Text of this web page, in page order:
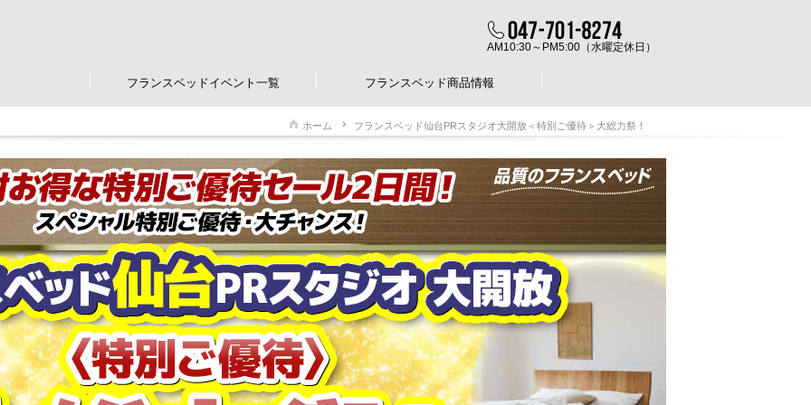
AM10:30～PM5:00（水曜定休日）
フランスベッドイベント一覧 フランスベッド商品情報
ホーム フランスベッド仙台PRスタジオ大開放＜特別ご優待＞大総力祭！